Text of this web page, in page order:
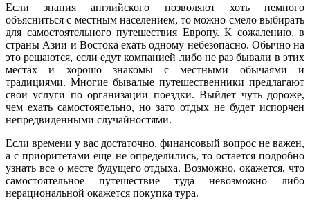
Если знания английского позволяют хоть немного
объясниться с местным населением, то можно смело выбирать
для самостоятельного путешествия Европу. К сожалению, в
страны Азии и Востока ехать одному небезопасно. Обычно на
это решаются, если едут компанией либо не раз бывали в этих
местах и хорошо знакомы с местными обычаями и
традициями. Многие бывалые путешественники предлагают
свои услуги по организации поездки. Выйдет чуть дороже,
чем ехать самостоятельно, но зато отдых не будет испорчен
непредвиденными случайностями.
Если времени у вас достаточно, финансовый вопрос не важен,
а с приоритетами еще не определились, то остается подробно
узнать все о месте будущего отдыха. Возможно, окажется, что
самостоятельное путешествие туда невозможно либо
нерациональной окажется покупка тура.